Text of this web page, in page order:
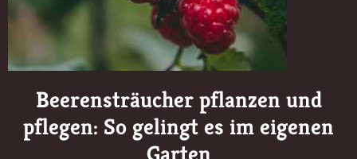
Beerensträucher pflanzen und
pflegen: So gelingt es im eigenen